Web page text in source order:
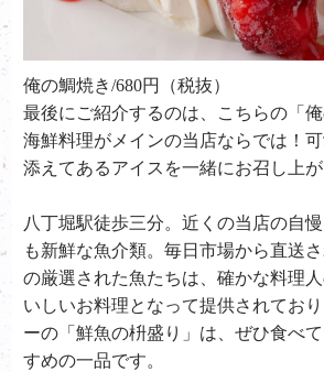
俺の鯛焼き/680円（税抜）
最後にご紹介するのは、こちらの「俺
海鮮料理がメインの当店ならでは！
添えてあるアイスを一緒にお召し上が
八丁堀駅徒歩三分。近くの当店の自
も新鮮な魚介類。毎日市場から直送
の厳選された魚たちは、確かな料理
いしいお料理となって提供されてお
ーの「鮮魚の枡盛り」は、ぜひ食べ
すめの一品です。